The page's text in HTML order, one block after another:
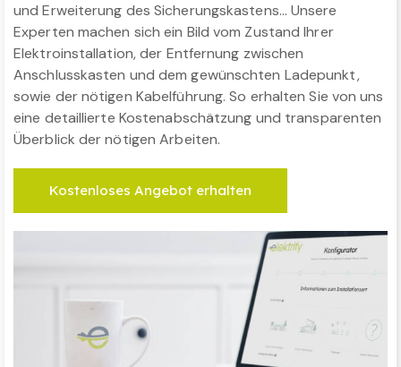
und Erweiterung des Sicherungskastens… Unsere
Experten machen sich ein Bild vom Zustand Ihrer
Elektroinstallation, der Entfernung zwischen
Anschlusskasten und dem gewünschten Ladepunkt,
sowie der nötigen Kabelführung. So erhalten Sie von uns
eine detaillierte Kostenabschätzung und transparenten
Überblick der nötigen Arbeiten.
Kostenloses Angebot erhalten